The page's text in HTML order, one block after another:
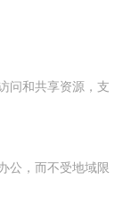
问和共享资源，支
公，而不受地域限